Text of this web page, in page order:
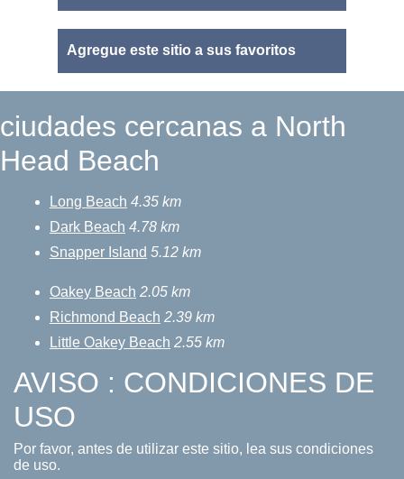
Agregue este sitio a sus favoritos
ciudades cercanas a North
Head Beach
Long Beach 4.35 km
Dark Beach 4.78 km
Snapper Island 5.12 km
Oakey Beach 2.05 km
Richmond Beach 2.39 km
Little Oakey Beach 2.55 km
AVISO : CONDICIONES DE
USO
Por favor, antes de utilizar este sitio, lea sus condiciones
de uso.